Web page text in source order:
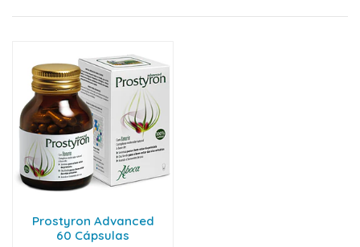
Prostyron Advanced
60 Cápsulas